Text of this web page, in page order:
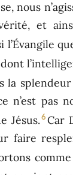
nous
et
l’Évangile
n’est pas
Jésus.6 Car
faire